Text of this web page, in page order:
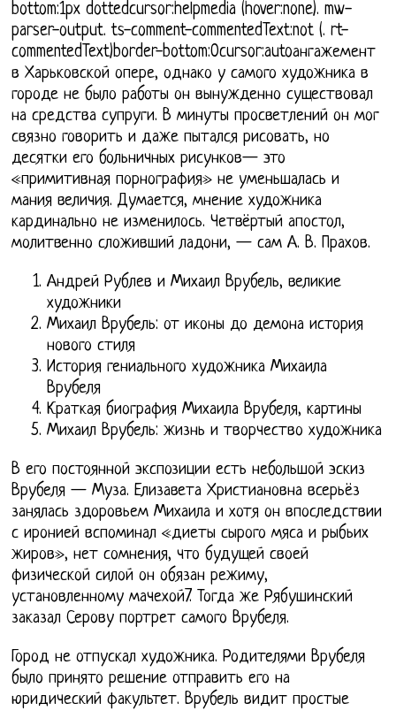
bottom:1px dottedcursor:helpmedia (hover:none). mw-
parser-output. ts-comment-commentedText:not (. rt-
commentedText)border-bottom:0cursor:autoангажемент
в Харьковской опере, однако у самого художника в
городе не было работы он вынужденно существовал
на средства супруги. В минуты просветлений он мог
связно говорить и даже пытался рисовать, но
десятки его больничных рисунков— это
«примитивная порнография» не уменьшалась и
мания величия. Думается, мнение художника
кардинально не изменилось. Четвёртый апостол,
молитвенно сложивший ладони, — сам А. В. Прахов.
Андрей Рублев и Михаил Врубель, великие
художники
Михаил Врубель: от иконы до демона история
нового стиля
История гениального художника Михаила
Врубеля
Краткая биография Михаила Врубеля, картины
Михаил Врубель: жизнь и творчество художника
В его постоянной экспозиции есть небольшой эскиз
Врубеля — Муза. Елизавета Христиановна всерьёз
занялась здоровьем Михаила и хотя он впоследствии
с иронией вспоминал «диеты сырого мяса и рыбьих
жиров», нет сомнения, что будущей своей
физической силой он обязан режиму,
установленному мачехой7. Тогда же Рябушинский
заказал Серову портрет самого Врубеля.
Город не отпускал художника. Родителями Врубеля
было принято решение отправить его на
юридический факультет. Врубель видит простые